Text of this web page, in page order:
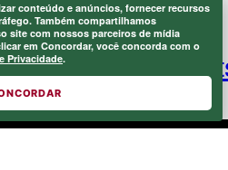
conteúdo e anúncios, fornecer recursos
Também compartilhamos
site com nossos parceiros de mídia
em Concordar, você concorda com o
Privacidade.
- CNPJ.: 52.848.001/0001-94
da Tijuca - RJ CEP: 22793-170
/ (21) 98808-
9954
e 14:00h as 17:00h de segunda a
sexta.